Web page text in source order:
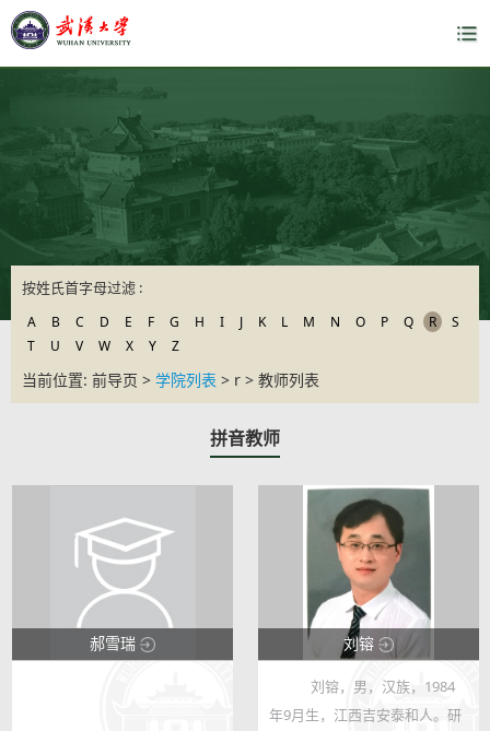
按姓氏首字母过滤 :
A B C D E F G H I J K L M N O P Q R
S
T
U V W X Y Z
当前位置: 前导页 > 学院列表 > r > 教师列表
拼音教师
郝雪瑞 刘镕
123
刘镕，男，汉族，1984
年9月生，江西吉安泰和人。研